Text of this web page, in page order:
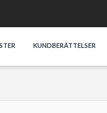
KUNDBERÄTTELSER